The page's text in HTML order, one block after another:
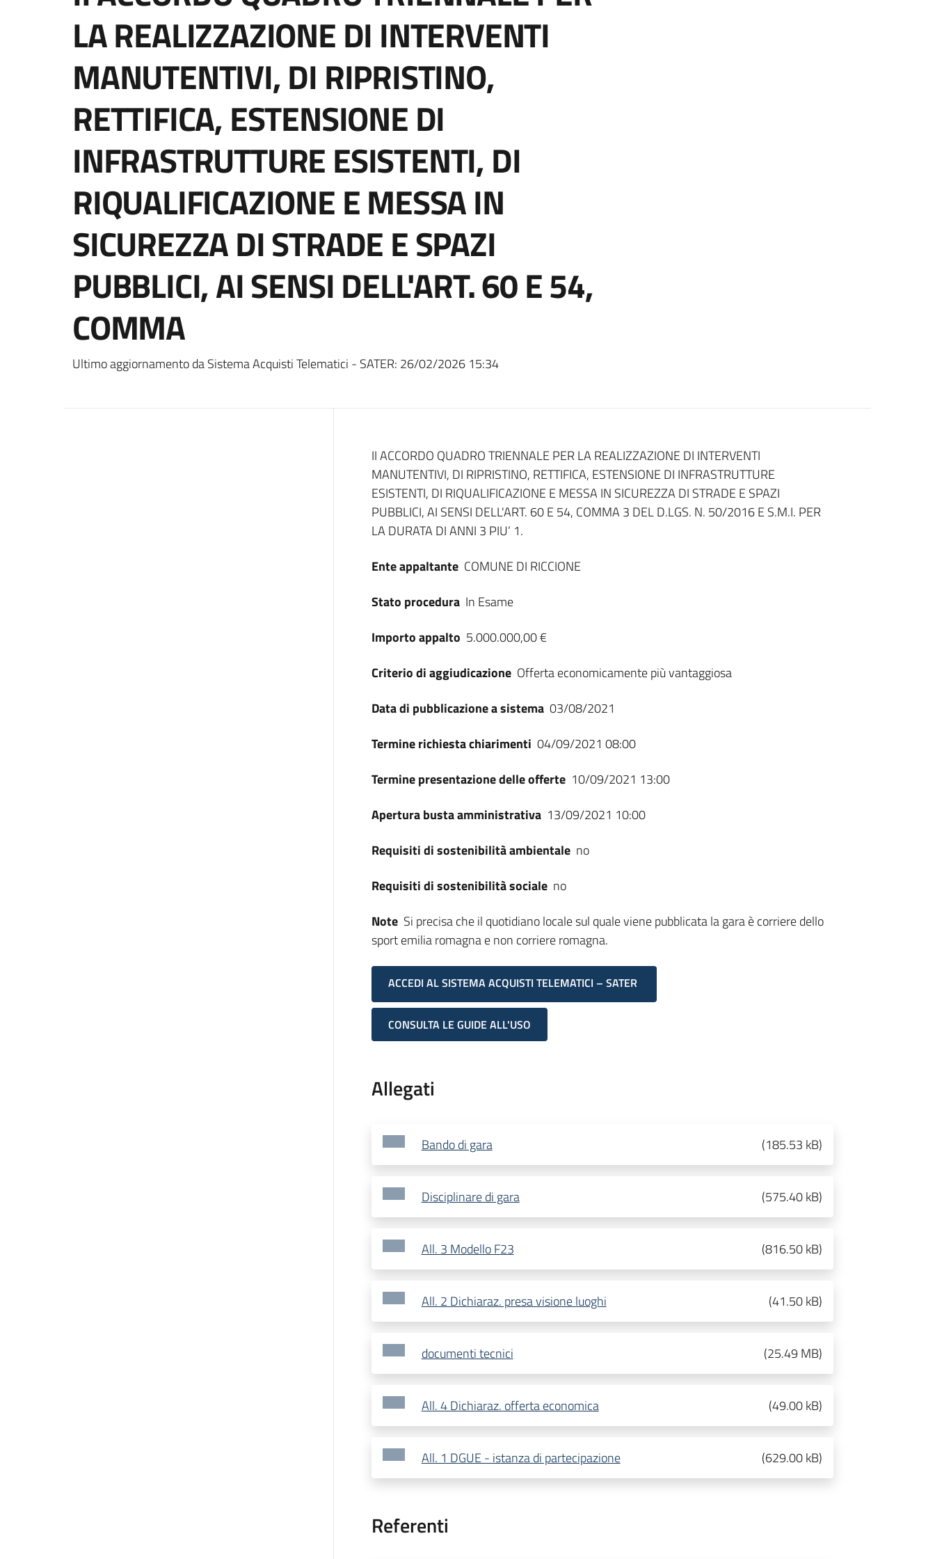
LA REALIZZAZIONE DI INTERVENTI
MANUTENTIVI, DI RIPRISTINO,
RETTIFICA, ESTENSIONE DI
INFRASTRUTTURE ESISTENTI, DI
RIQUALIFICAZIONE E MESSA IN
SICUREZZA DI STRADE E SPAZI
PUBBLICI, AI SENSI DELL'ART. 60 E 54,
COMMA
Ultimo aggiornamento da Sistema Acquisti Telematici - SATER: 26/02/2026 15:34
Dati del bando
II ACCORDO QUADRO TRIENNALE PER LA REALIZZAZIONE DI INTERVENTI
MANUTENTIVI, DI RIPRISTINO, RETTIFICA, ESTENSIONE DI INFRASTRUTTURE
ESISTENTI, DI RIQUALIFICAZIONE E MESSA IN SICUREZZA DI STRADE E SPAZI
PUBBLICI, AI SENSI DELL'ART. 60 E 54, COMMA 3 DEL D.LGS. N. 50/2016 E S.M.I. PER
LA DURATA DI ANNI 3 PIU’ 1.
Ente appaltante COMUNE DI RICCIONE
Stato procedura In Esame
Importo appalto 5.000.000,00 €
Criterio di aggiudicazione Offerta economicamente più vantaggiosa
Data di pubblicazione a sistema 03/08/2021
Termine richiesta chiarimenti 04/09/2021 08:00
Termine presentazione delle offerte 10/09/2021 13:00
Apertura busta amministrativa 13/09/2021 10:00
Requisiti di sostenibilità ambientale no
Requisiti di sostenibilità sociale no
Note Si precisa che il quotidiano locale sul quale viene pubblicata la gara è corriere dello
sport emilia romagna e non corriere romagna.
ACCEDI AL SISTEMA ACQUISTI TELEMATICI – SATER
CONSULTA LE GUIDE ALL'USO
Allegati
Bando di gara (185.53 kB)
Disciplinare di gara (575.40 kB)
All. 3 Modello F23 (816.50 kB)
All. 2 Dichiaraz. presa visione luoghi (41.50 kB)
documenti tecnici (25.49 MB)
All. 4 Dichiaraz. offerta economica (49.00 kB)
All. 1 DGUE - istanza di partecipazione (629.00 kB)
Referenti